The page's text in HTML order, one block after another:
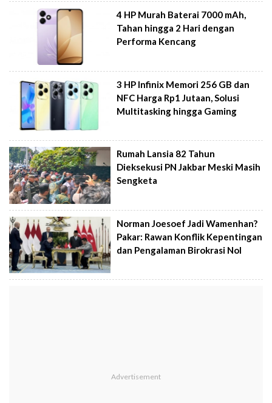
4 HP Murah Baterai 7000 mAh,
Tahan hingga 2 Hari dengan
Performa Kencang
3 HP Infinix Memori 256 GB dan
NFC Harga Rp1 Jutaan, Solusi
Multitasking hingga Gaming
Rumah Lansia 82 Tahun
Dieksekusi PN Jakbar Meski Masih
Sengketa
Norman Joesoef Jadi Wamenhan?
Pakar: Rawan Konflik Kepentingan
dan Pengalaman Birokrasi Nol